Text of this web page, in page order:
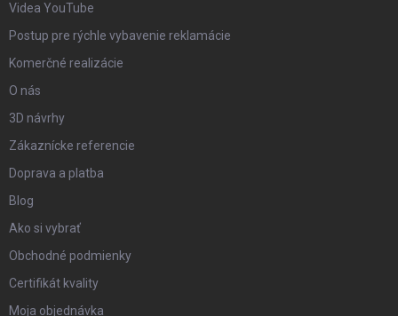
Videa YouTube
Postup pre rýchle vybavenie reklamácie
Komerčné realizácie
O nás
3D návrhy
Zákaznícke referencie
Doprava a platba
Blog
Ako si vybrať
Obchodné podmienky
Certifikát kvality
Moja objednávka